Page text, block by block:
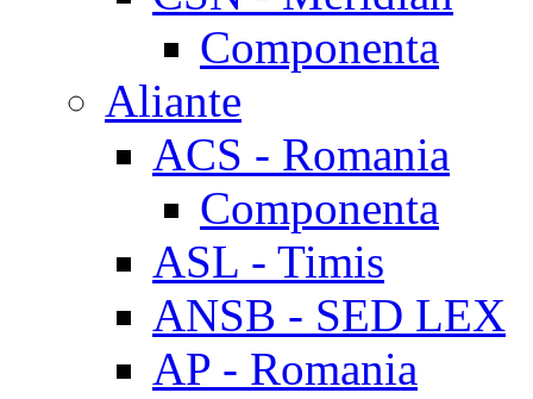
Componenta
Aliante
ACS - Romania
Componenta
ASL - Timis
ANSB - SED LEX
AP - Romania